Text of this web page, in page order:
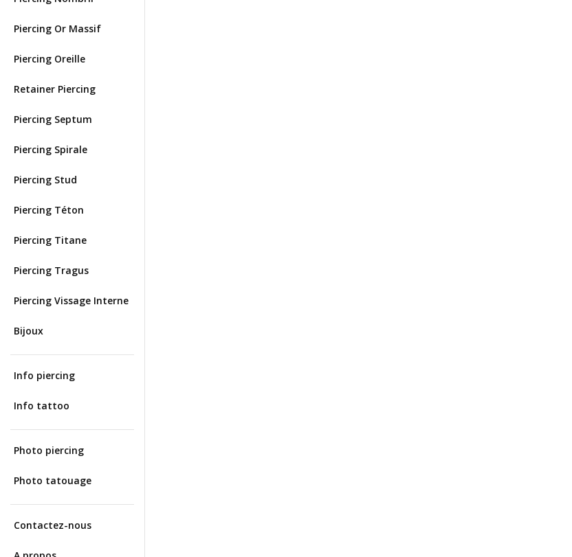
Piercing Or Massif
Piercing Oreille
Retainer Piercing
Piercing Septum
Piercing Spirale
Piercing Stud
Piercing Téton
Piercing Titane
Piercing Tragus
Piercing Vissage Interne
Bijoux
Info piercing
Info tattoo
Photo piercing
Photo tatouage
Contactez-nous